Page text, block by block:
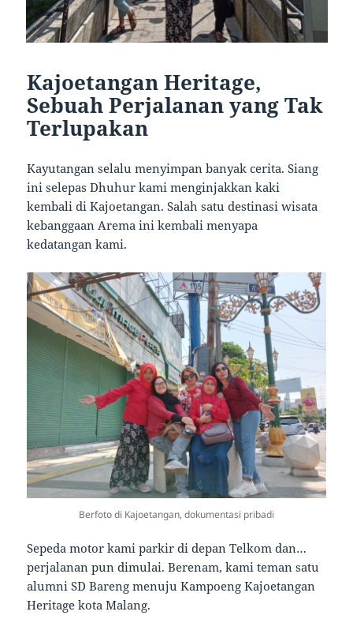
Kajoetangan Heritage,
Sebuah Perjalanan yang Tak
Terlupakan
Kayutangan selalu menyimpan banyak cerita. Siang
ini selepas Dhuhur kami menginjakkan kaki
kembali di Kajoetangan. Salah satu destinasi wisata
kebanggaan Arema ini kembali menyapa
kedatangan kami.
Berfoto di Kajoetangan, dokumentasi pribadi
Sepeda motor kami parkir di depan Telkom dan…
perjalanan pun dimulai. Berenam, kami teman satu
alumni SD Bareng menuju Kampoeng Kajoetangan
Heritage kota Malang.